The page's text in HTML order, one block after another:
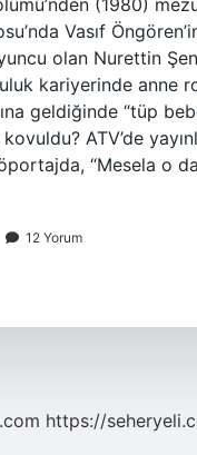
(1980)
Vasıf
olan Nurettin
kariyerinde anne
geldiğinde “tüp
ATV’de
“Mesela o
12 Yorum
https://